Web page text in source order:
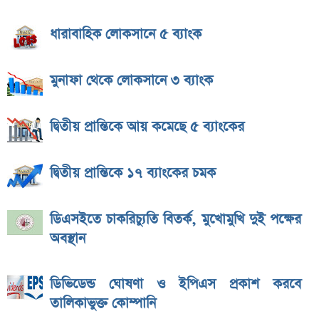
ধারাবাহিক লোকসানে ৫ ব্যাংক
মুনাফা থেকে লোকসানে ৩ ব্যাংক
দ্বিতীয় প্রান্তিকে আয় কমেছে ৫ ব্যাংকের
দ্বিতীয় প্রান্তিকে ১৭ ব্যাংকের চমক
ডিএসইতে চাকরিচ্যুতি বিতর্ক, মুখোমুখি দুই পক্ষের
অবস্থান
ডিভিডেন্ড ঘোষণা ও ইপিএস প্রকাশ করবে
তালিকাভুক্ত কোম্পানি